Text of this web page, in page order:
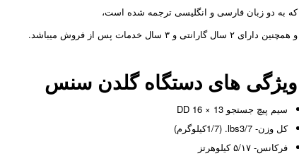
که به دو زبان فارسی و انگلیسی ترجمه شده است،
و همچنین دارای ۲ سال گارانتی و ۳ سال خدمات پس از فروش میباشد.
ویژگی های دستگاه گلدن سنس
سيم پيچ جستجو DD 16 × 13
كل وزن- lbs3/7. (1/7كيلوگرم)
فركانس- ۵/۱۷ كيلوهرتز